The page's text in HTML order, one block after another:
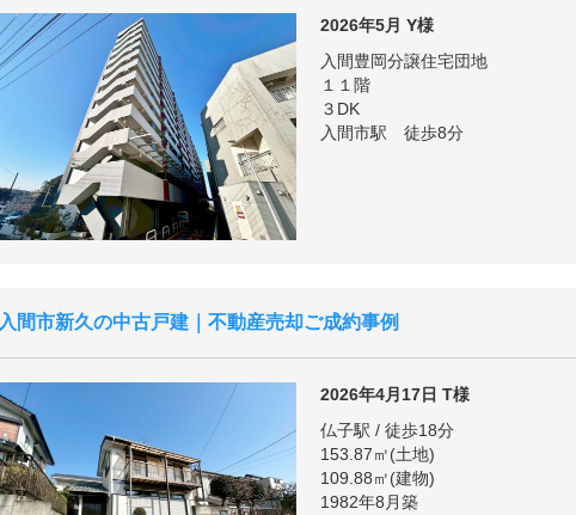
2026年5月 Y様
入間豊岡分譲住宅団地
１１階
３DK
入間市駅 徒歩8分
入間市新久の中古戸建｜不動産売却ご成約事例
2026年4月17日 T様
仏子駅 / 徒歩18分
153.87㎡(土地)
109.88㎡(建物)
1982年8月築